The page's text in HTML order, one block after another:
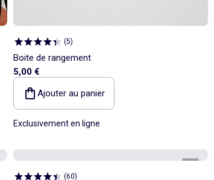
(5)
Boite de rangement
5,00 €
Ajouter au panier
Exclusivement en ligne
(60)